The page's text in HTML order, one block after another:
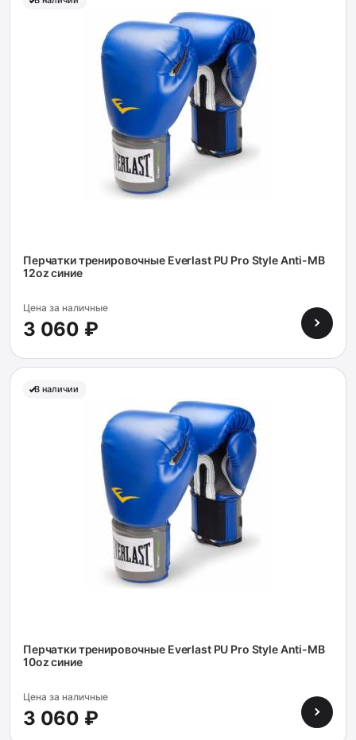
Перчатки тренировочные Everlast PU Pro Style Anti-MB
12oz синие
Цена за наличные
3 060 ₽
В наличии
Перчатки тренировочные Everlast PU Pro Style Anti-MB
10oz синие
Цена за наличные
3 060 ₽